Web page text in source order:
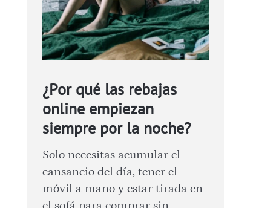
¿Por qué las rebajas
online empiezan
siempre por la noche?
Solo necesitas acumular el
cansancio del día, tener el
móvil a mano y estar tirada en